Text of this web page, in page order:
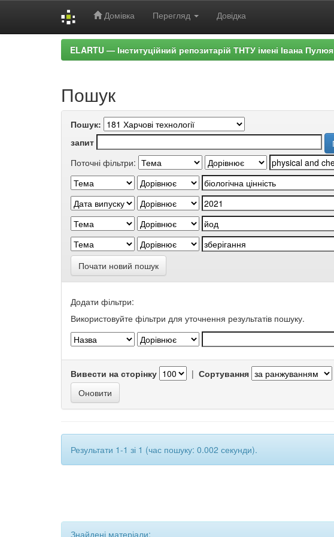
Домівка Перегляд Довідка
ELARTU — Інституційний репозитарій ТНТУ імені Івана Пулюя
Пошук
Пошук:
запит
Поточні фільтри:
Почати новий пошук
Додати фільтри:
Використовуйте фільтри для уточнення результатів пошуку.
Вивести на сторінку | Сортування
Результати 1-1 зі 1 (час пошуку: 0.002 секунди).
Знайдені матеріали: